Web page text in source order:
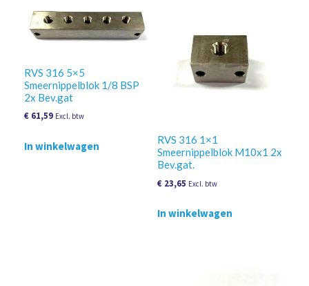
RVS 316 5×5
Smeernippelblok 1/8 BSP
2x Bev.gat
€ 61,59 Excl. btw
In winkelwagen
RVS 316 1×1
Smeernippelblok M10x1 2x
Bev.gat.
€23,65 Excl. btw
In winkelwagen